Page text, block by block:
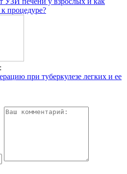
процедуре?
при туберкулезе легких и ее